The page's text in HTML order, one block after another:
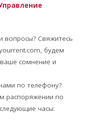
Свяжитесь
будем
сомнение и
по телефону?
распоряжении по
часы: